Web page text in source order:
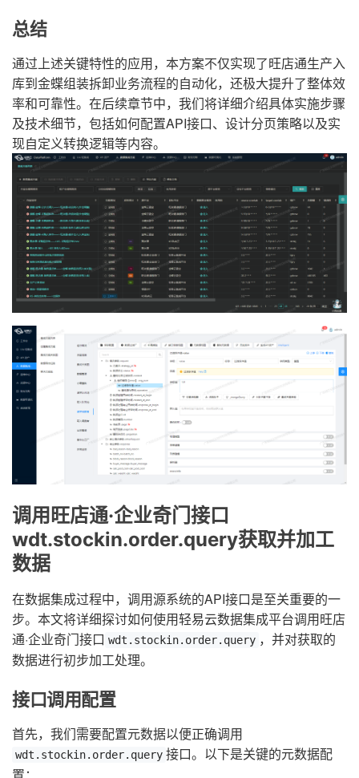
总结
通过上述关键特性的应用，本方案不仅实现了旺店通生产入
库到金蝶组装拆卸业务流程的自动化，还极大提升了整体效
率和可靠性。在后续章节中，我们将详细介绍具体实施步骤
及技术细节，包括如何配置API接口、设计分页策略以及实
现自定义转换逻辑等内容。
调用旺店通·企业奇门接口
wdt.stockin.order.query获取并加工
数据
在数据集成过程中，调用源系统的API接口是至关重要的一
步。本文将详细探讨如何使用轻易云数据集成平台调用旺店
通·企业奇门接口 wdt.stockin.order.query ，并对获取的
数据进行初步加工处理。
接口调用配置
首先，我们需要配置元数据以便正确调用
wdt.stockin.order.query 接口。以下是关键的元数据配